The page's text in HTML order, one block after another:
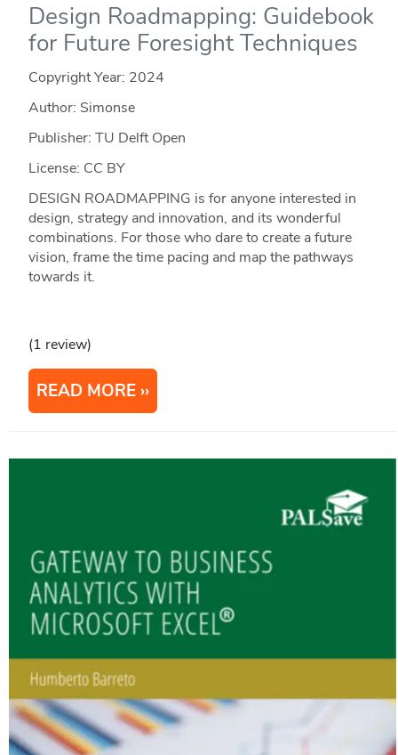
Design Roadmapping: Guidebook
for Future Foresight Techniques
Copyright Year: 2024
Author: Simonse
Publisher: TU Delft Open
License: CC BY
DESIGN ROADMAPPING is for anyone interested in
design, strategy and innovation, and its wonderful
combinations. For those who dare to create a future
vision, frame the time pacing and map the pathways
towards it.
(1 review)
READ MORE